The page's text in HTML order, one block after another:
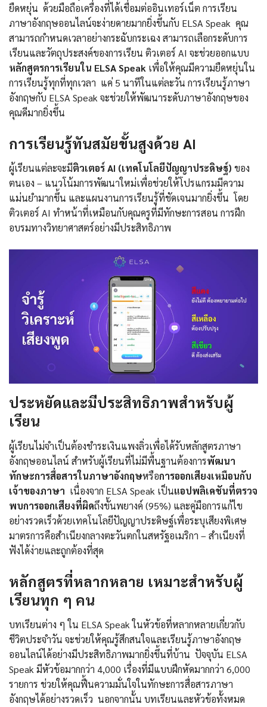
ยืดหยุ่น ด้วยมือถือเครื่องที่ได้เชื่อมต่ออินเทอร์เน็ต การเรียน
ภาษาอังกฤษออนไลน์จะง่ายดายมากยิ่งขึ้นกับ ELSA Speak คุณ
สามารถกำหนดเวลาอย่างกระฉับกระเฉง สามารถเลือกระดับการ
เรียนและวัตถุประสงค์ของการเรียน ติวเตอร์ AI จะช่วยออกแบบ
หลักสูตรการเรียนใน ELSA Speak เพื่อให้คุณมีความยืดหยุ่นใน
การเรียนรู้ทุกที่ทุกเวลา แค่ 5 นาทีในแต่ละวัน การเรียนรู้ภาษา
อังกฤษกับ ELSA Speak จะช่วยให้พัฒนาระดับภาษาอังกฤษของ
คุณดีมากยิ่งขึ้น
การเรียนรู้ทันสมัยขั้นสูงด้วย AI
ผู้เรียนแต่ละจะมีติวเตอร์ AI (เทคโนโลยีปัญญาประดิษฐ์) ของ
ตนเอง – แนวโน้มการพัฒนาใหม่เพื่อช่วยให้โปรแกรมมีความ
แม่นยำมากขึ้น และแผนงานการเรียนรู้ที่ชัดเจนมากยิ่งขึ้น โดย
ติวเตอร์ AI ทำหน้าที่เหมือนกับคุณครูที่มีทักษะการสอน การฝึก
อบรมทางวิทยาศาสตร์อย่างมีประสิทธิภาพ
ประหยัดและมีประสิทธิภาพสำหรับผู้
เรียน
ผู้เรียนไม่จำเป็นต้องชำระเงินแพงลิ่วเพื่อได้รับหลักสูตรภาษา
อังกฤษออนไลน์ สำหรับผู้เรียนที่ไม่มีพื้นฐานต้องการพัฒนา
ทักษะการสื่อสารในภาษาอังกฤษหรือการออกเสียงเหมือนกับ
เจ้าของภาษา เนื่องจาก ELSA Speak เป็นแอปพลิเคชันที่ตรวจ
พบการออกเสียงที่ผิดถึงขั้นพยางค์ (95%) และคู่มือการแก้ไข
อย่างรวดเร็วด้วยเทคโนโลยีปัญญาประดิษฐ์เพื่อระบุเสียงพิเศษ
มาตรการคือสำเนียงกลางตะวันตกในสหรัฐอเมริกา – สำเนียงที่
ฟังได้ง่ายและถูกต้องที่สุด
หลักสูตรที่หลากหลาย เหมาะสำหรับผู้
เรียนทุก ๆ คน
บทเรียนต่าง ๆ ใน ELSA Speak ในหัวข้อที่หลากหลายเกี่ยวกับ
ชีวิตประจำวัน จะช่วยให้คุณรู้สึกสนใจและเรียนรู้ภาษาอังกฤษ
ออนไลน์ได้อย่างมีประสิทธิภาพมากยิ่งขึ้นที่บ้าน ปัจจุบัน ELSA
Speak มีหัวข้อมากกว่า 4,000 เรื่องที่มีแบบฝึกหัดมากกว่า 6,000
รายการ ช่วยให้คุณฟื้นความมั่นใจในทักษะการสื่อสารภาษา
อังกฤษได้อย่างรวดเร็ว นอกจากนั้น บทเรียนและหัวข้อทั้งหมด